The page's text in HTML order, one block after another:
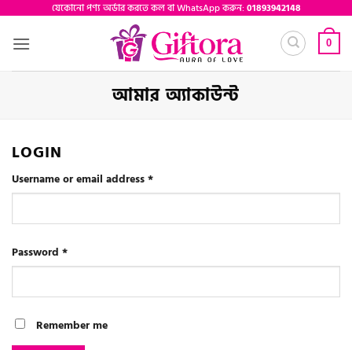
content
যেকোনো পণ্য অর্ডার করতে কল বা WhatsApp করুন:01893942148
0
আমার অ্যাকাউন্ট
LOGIN
Username or email address*Required
Password *Required
Remember me